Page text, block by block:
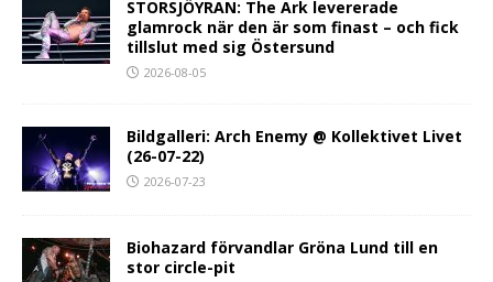
STORSJÖYRAN: The Ark levererade
glamrock när den är som finast – och fick
tillslut med sig Östersund
2026-08-05
Bildgalleri: Arch Enemy @ Kollektivet Livet
(26-07-22)
2026-07-23
Biohazard förvandlar Gröna Lund till en
stor circle-pit